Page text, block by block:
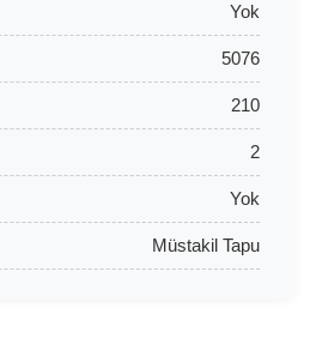
Yok
5076
210
2
Yok
Müstakil Tapu